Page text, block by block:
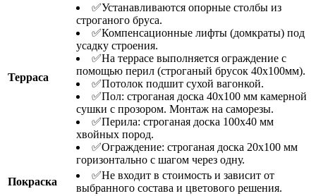
Терраса
✅Устанавливаются опорные столбы из
строганого бруса.
✅Компенсационные лифты (домкраты) под
усадку строения.
✅На террасе выполняется ограждение с
помощью перил (строганый брусок 40х100мм).
✅Потолок подшит сухой вагонкой.
✅Пол: строганая доска 40х100 мм камерной
сушки с прозором. Монтаж на саморезы.
✅Перила: строганая доска 100х40 мм
хвойных пород.
✅Ограждение: строганая доска 20х100 мм
горизонтально с шагом через одну.
Покраска
✅Не входит в стоимость и зависит от
выбранного состава и цветового решения.